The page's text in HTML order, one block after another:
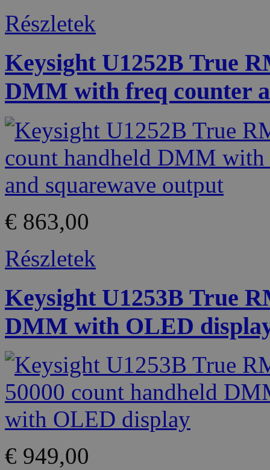
Részletek
Keysight U1252B True
DMM with freq counter
€ 863,00
Részletek
Keysight U1253B True
DMM with OLED
€ 949,00